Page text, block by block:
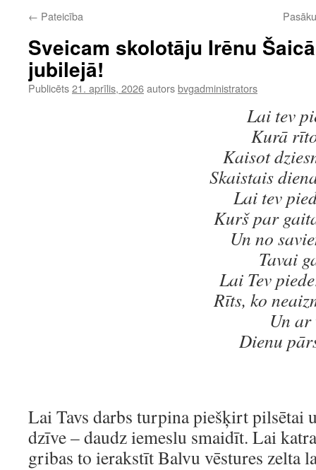
← Pateicība
Sveicam skolotāju Irēnu
jubilejā!
Publicēts21. aprīlis, 2026autorsbvgadministrators
Lai tev
Kurā
Kaisot
Skaistais
Lai tev
Kurš par
Un no
Tavai
Lai Tev
Rīts, ko
Un ar
Dienu
Lai Tavs darbs turpina piešķirt pilsētai
dzīve – daudz iemeslu smaidīt. Lai
gribas to ierakstīt Balvu vēstures zelta